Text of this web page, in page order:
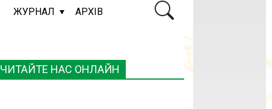
ЖУРНАЛ АРХІВ
ЧИТАЙТЕ НАС ОНЛАЙН